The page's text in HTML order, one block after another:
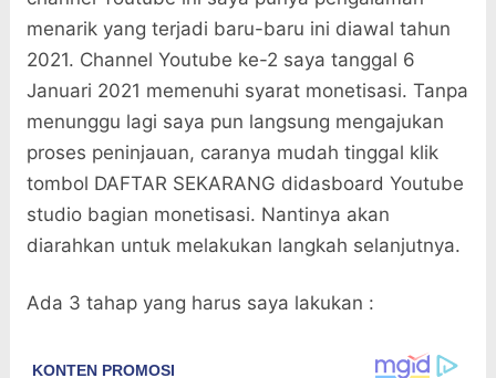
menarik yang terjadi baru-baru ini diawal tahun
2021. Channel Youtube ke-2 saya tanggal 6
Januari 2021 memenuhi syarat monetisasi. Tanpa
menunggu lagi saya pun langsung mengajukan
proses peninjauan, caranya mudah tinggal klik
tombol DAFTAR SEKARANG didasboard Youtube
studio bagian monetisasi. Nantinya akan
diarahkan untuk melakukan langkah selanjutnya.
Ada 3 tahap yang harus saya lakukan :